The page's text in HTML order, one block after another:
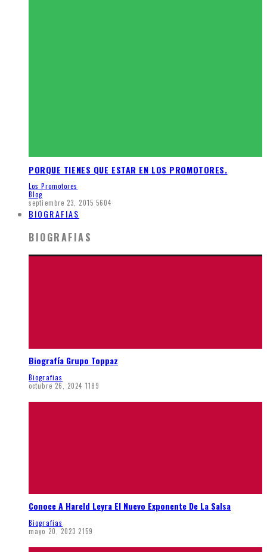
PORQUE TIENES QUE ESTAR EN LOS PROMOTORES.
Los Promotores
Blog
septiembre 23, 2015 5604
BIOGRAFIAS
BIOGRAFIAS
Biografía Grupo Toppaz
Biografias
octubre 26, 2024 1189
Conoce A Hareld Leyra El Nuevo Exponente De La Salsa
Biografias
mayo 20, 2023 2159